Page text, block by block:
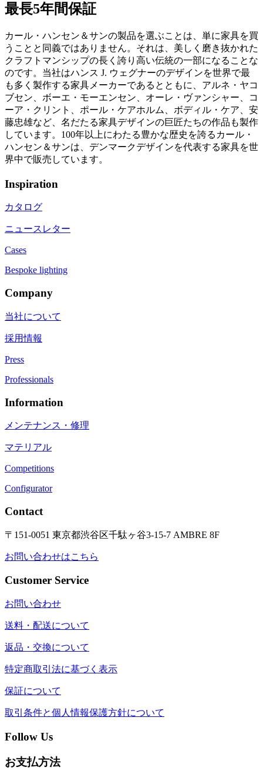
最長5年間保証
カール・ハンセン＆サンの製品を選ぶことは、単に家具を買
うことと同義ではありません。それは、美しく磨き抜かれた
クラフトマンシップの長く誇り高い伝統の一部になることな
のです。当社はハンス J. ウェグナーのデザインを世界で最
も多く製作する家具メーカーであるとともに、アルネ・ヤコ
ブセン、ボーエ・モーエンセン、オーレ・ヴァンシャー、コ
ーア・クリント、ポール・ケアホルム、ボディル・ケア、安
藤忠雄など、名だたる家具デザインの巨匠たちの作品も製作
しています。100年以上にわたる豊かな歴史を誇るカール・
ハンセン＆サンは、デンマークデザインを代表する家具を世
界中で販売しています。
Inspiration
カタログ
ニュースレター
Cases
Bespoke lighting
Company
当社について
採用情報
Press
Professionals
Information
メンテナンス・修理
マテリアル
Competitions
Configurator
Contact
〒151-0051 東京都渋谷区千駄ヶ谷3-15-7 AMBRE 8F
お問い合わせはこちら
Customer Service
お問い合わせ
送料・配送について
返品・交換について
特定商取引法に基づく表示
保証について
取引条件と個人情報保護方針について
Follow Us
お支払方法